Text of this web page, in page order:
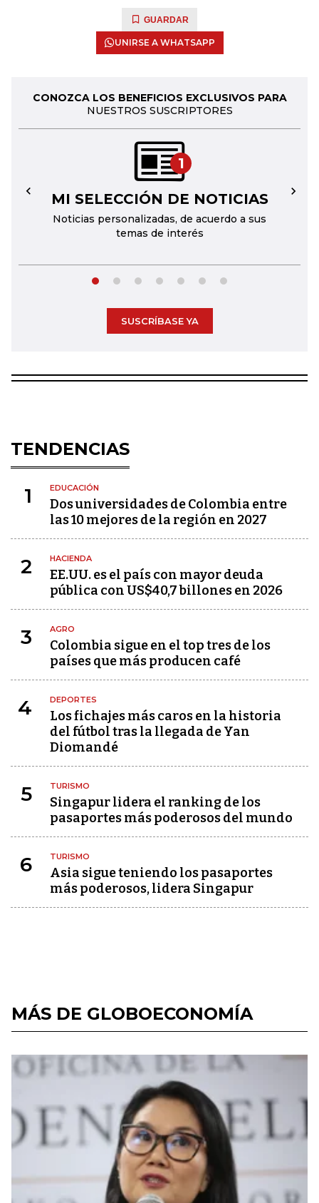
GUARDAR
UNIRSE A WHATSAPP
CONOZCA LOS BENEFICIOS EXCLUSIVOS PARA
NUESTROS SUSCRIPTORES
1
MI SELECCIÓN DE NOTICIAS
Noticias personalizadas, de acuerdo a sus
temas de interés
← →
SUSCRÍBASE YA
TENDENCIAS
1 EDUCACIÓN
Dos universidades de Colombia entre
las 10 mejores de la región en 2027
2 HACIENDA
EE.UU. es el país con mayor deuda
pública con US$40,7 billones en 2026
3 AGRO
Colombia sigue en el top tres de los
países que más producen café
4 DEPORTES
Los fichajes más caros en la historia
del fútbol tras la llegada de Yan
Diomandé
5 TURISMO
Singapur lidera el ranking de los
pasaportes más poderosos del mundo
6 TURISMO
Asia sigue teniendo los pasaportes
más poderosos, lidera Singapur
MÁS DE GLOBOECONOMÍA